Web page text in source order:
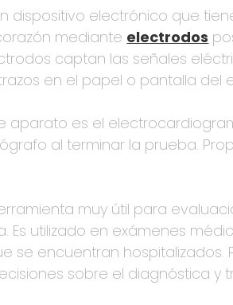
dispositivo electrónico que
mediante electrodos
captan las señales
en el papel o pantalla del
es el
al terminar la prueba.
muy útil para
Es utilizado en exámenes
se encuentran hospitalizados.
sobre el diagnóstica y